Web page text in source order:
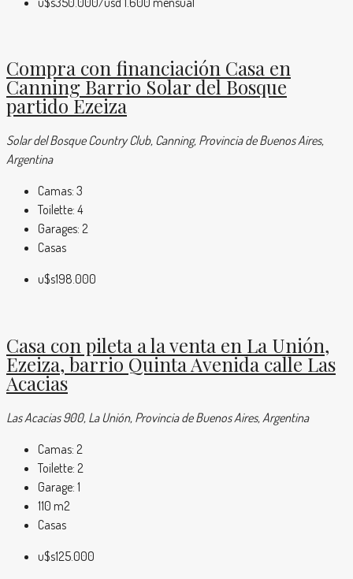
Compra con financiación Casa en
Canning Barrio Solar del Bosque
partido Ezeiza
Solar del Bosque Country Club, Canning, Provincia de Buenos Aires,
Argentina
Camas: 3
Toilette: 4
Garages: 2
Casas
u$s198.000
Casa con pileta a la venta en La Unión,
Ezeiza, barrio Quinta Avenida calle Las
Acacias
Las Acacias 900, La Unión, Provincia de Buenos Aires, Argentina
Camas: 2
Toilette: 2
Garage: 1
110 m2
Casas
u$s125.000